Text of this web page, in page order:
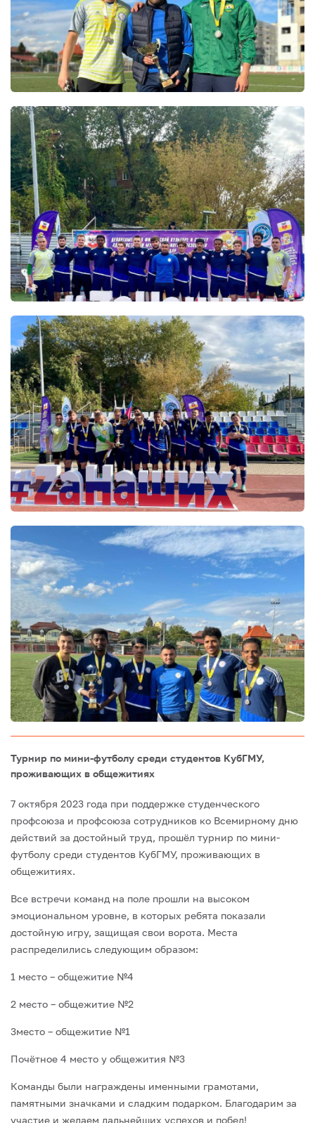
Турнир по мини-футболу среди студентов КубГМУ,
проживающих в общежитиях
7 октября 2023 года при поддержке студенческого
профсоюза и профсоюза сотрудников ко Всемирному дню
действий за достойный труд, прошёл турнир по мини-
футболу среди студентов КубГМУ, проживающих в
общежитиях.
Все встречи команд на поле прошли на высоком
эмоциональном уровне, в которых ребята показали
достойную игру, защищая свои ворота. Места
распределились следующим образом:
1 место – общежитие №4
2 место – общежитие №2
3место – общежитие №1
Почётное 4 место у общежития №3
Команды были награждены именными грамотами,
памятными значками и сладким подарком. Благодарим за
участие и желаем дальнейших успехов и побед!